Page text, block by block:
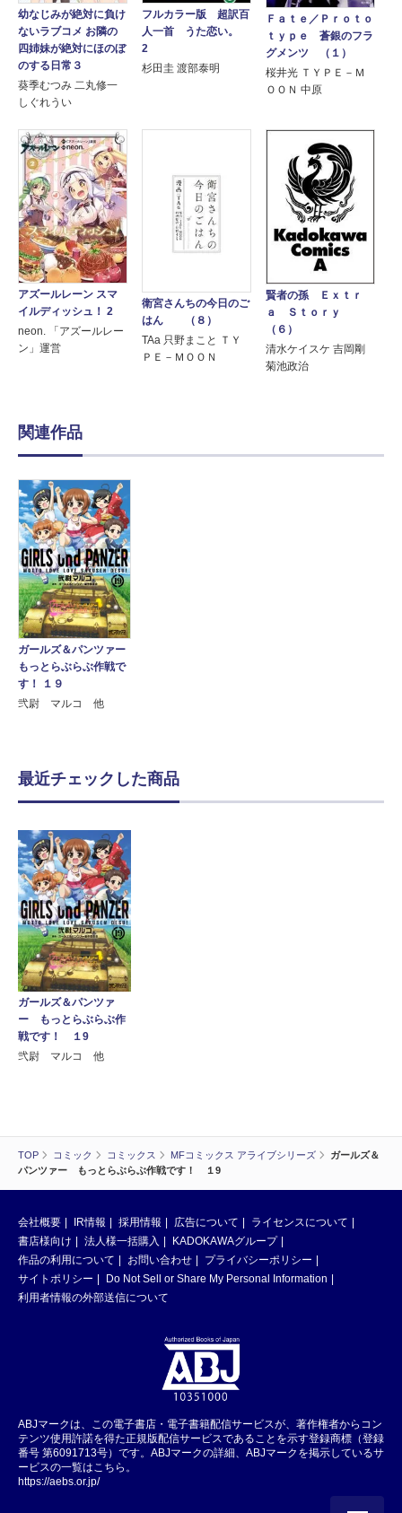
TOP コミック コミックス MFコミックス アライブシリーズ
ガールズ＆
パンツァー もっとらぶらぶ作戦です！ １9
幼なじみが絶対に負け
ないラブコメ お隣の
四姉妹が絶対にほのぼ
のする日常３
葵季むつみ 二丸修一
しぐれうい
フルカラー版 超訳百
人一首 うた恋い。
2
杉田圭 渡部泰明
Ｆａｔｅ／Ｐｒｏｔｏ
ｔｙｐｅ 蒼銀のフラ
グメンツ （１）
桜井光 ＴＹＰＥ－Ｍ
ＯＯＮ 中原
アズールレーン スマ
イルディッシュ！ 2
neon. 「アズールレー
ン」運営
衛宮さんちの今日のご
はん （８）
TAa 只野まこと ＴＹ
ＰＥ－ＭＯＯＮ
賢者の孫 Ｅｘｔｒ
ａ Ｓｔｏｒｙ
（６）
清水ケイスケ 吉岡剛
菊池政治
関連作品
ガールズ＆パンツァー
もっとらぶらぶ作戦で
す！ １９
弐尉 マルコ 他
最近チェックした商品
ガールズ＆パンツァ
ー もっとらぶらぶ作
戦です！ １9
弐尉 マルコ 他
会社概要 IR情報 採用情報 広告について
ライセンスについて
書店様向け
法人様一括購入
KADOKAWAグループ
作品の利用について
お問い合わせ
プライバシーポリシー
サイトポリシー
Do Not Sell or Share My Personal Information
利用者情報の外部送信について
ABJマークは、この電子書店・電子書籍配信サービスが、著作権者からコン
テンツ使用許諾を得た正規版配信サービスであることを示す登録商標（登録
番号 第6091713号）です。ABJマークの詳細、ABJマークを掲示しているサ
ービスの一覧はこちら。
https://aebs.or.jp/